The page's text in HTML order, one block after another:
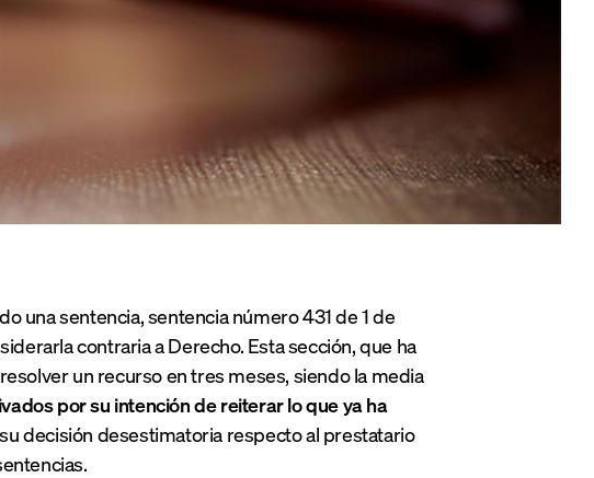
una sentencia, sentencia número 431 de 1 de
contraria a Derecho. Esta sección,que ha
un recurso en tres meses, siendo la media
por su intención de reiterar lo que ya ha
decisión desestimatoria respecto al prestatario